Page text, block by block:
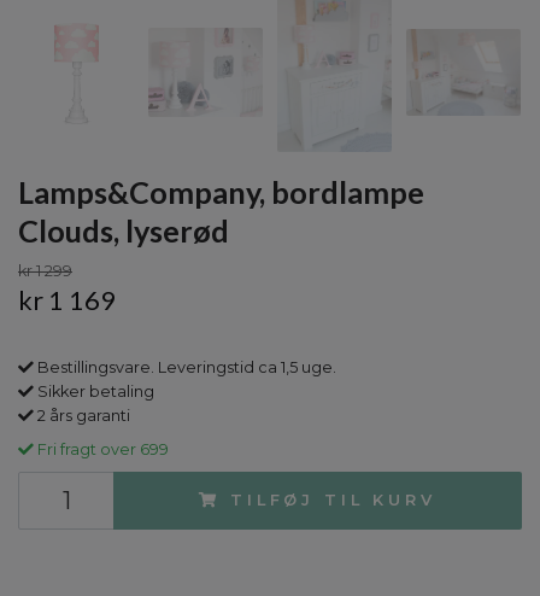
Lamps&Company, bordlampe
Clouds, lyserød
kr 1 299
kr 1 169
Bestillingsvare. Leveringstid ca 1,5 uge.
Sikker betaling
2 års garanti
Fri fragt over 699
TILFØJ TIL KURV